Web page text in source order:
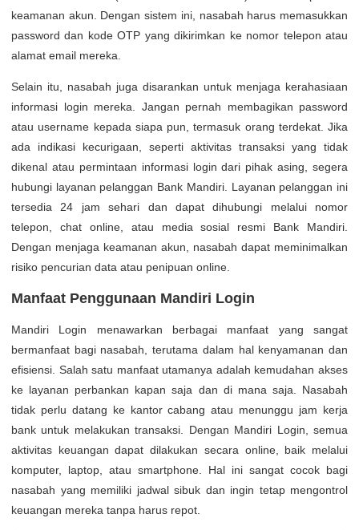
keamanan akun. Dengan sistem ini, nasabah harus memasukkan
password dan kode OTP yang dikirimkan ke nomor telepon atau
alamat email mereka.
Selain itu, nasabah juga disarankan untuk menjaga kerahasiaan
informasi login mereka. Jangan pernah membagikan password
atau username kepada siapa pun, termasuk orang terdekat. Jika
ada indikasi kecurigaan, seperti aktivitas transaksi yang tidak
dikenal atau permintaan informasi login dari pihak asing, segera
hubungi layanan pelanggan Bank Mandiri. Layanan pelanggan ini
tersedia 24 jam sehari dan dapat dihubungi melalui nomor
telepon, chat online, atau media sosial resmi Bank Mandiri.
Dengan menjaga keamanan akun, nasabah dapat meminimalkan
risiko pencurian data atau penipuan online.
Manfaat Penggunaan Mandiri Login
Mandiri Login menawarkan berbagai manfaat yang sangat
bermanfaat bagi nasabah, terutama dalam hal kenyamanan dan
efisiensi. Salah satu manfaat utamanya adalah kemudahan akses
ke layanan perbankan kapan saja dan di mana saja. Nasabah
tidak perlu datang ke kantor cabang atau menunggu jam kerja
bank untuk melakukan transaksi. Dengan Mandiri Login, semua
aktivitas keuangan dapat dilakukan secara online, baik melalui
komputer, laptop, atau smartphone. Hal ini sangat cocok bagi
nasabah yang memiliki jadwal sibuk dan ingin tetap mengontrol
keuangan mereka tanpa harus repot.